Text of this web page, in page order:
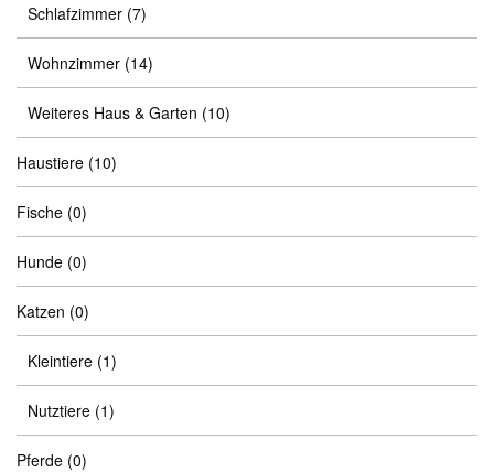
Schlafzimmer (7)
Wohnzimmer (14)
Weiteres Haus & Garten (10)
Haustiere (10)
Fische (0)
Hunde (0)
Katzen (0)
Kleintiere (1)
Nutztiere (1)
Pferde (0)